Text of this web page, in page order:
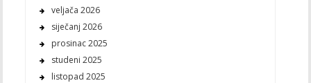
veljača 2026
siječanj 2026
prosinac 2025
studeni 2025
listopad 2025